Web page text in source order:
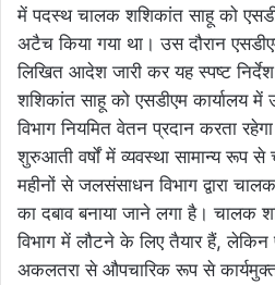
में पदस्थ चालक शशिकांत साहू को
अटैच किया गया था। उस दौरान एसडीएम
लिखित आदेश जारी कर यह स्पष्ट
शशिकांत साहू को एसडीएम कार्यालय
विभाग नियमित वेतन प्रदान करता
शुरुआती वर्षों में व्यवस्था सामान्य रूप
महीनों से जलसंसाधन विभाग द्वारा
का दबाव बनाया जाने लगा है। चालक
विभाग में लौटने के लिए तैयार हैं, लेकिन
अकलतरा से औपचारिक रूप से